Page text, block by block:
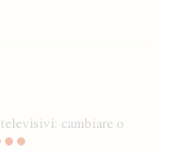
cambiare o